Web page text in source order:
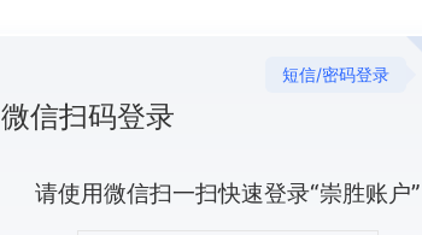
短信/密码登录
微信扫码登录
请使用微信扫一扫快速登录“崇胜账户”